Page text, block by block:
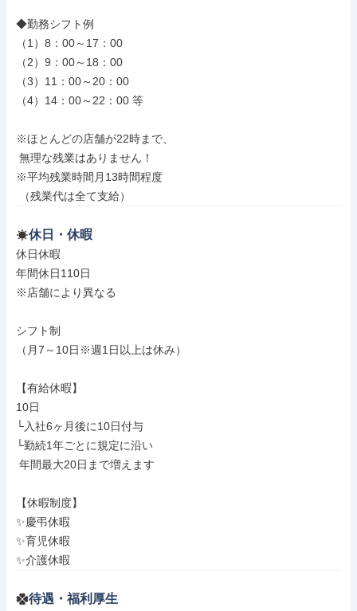
◆勤務シフト例
（1）8：00～17：00
（2）9：00～18：00
（3）11：00～20：00
（4）14：00～22：00 等
※ほとんどの店舗が22時まで、
※平均残業時間月13時間程度
（残業代は全て支給）
休日・休暇
休日休暇
年間休日110日
※店舗により異なる
シフト制
（月7～10日※週1日以上は休み）
【有給休暇】
10日
└入社6ヶ月後に10日付与
└勤続1年ごとに規定に沿い
【休暇制度】
✨慶弔休暇
✨育児休暇
✨介護休暇
待遇・福利厚生